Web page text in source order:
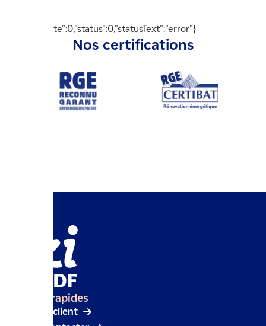
{"readyState":0,"status":0,"statusText":"error"}
Nos certifications
Accès rapides
Espace client